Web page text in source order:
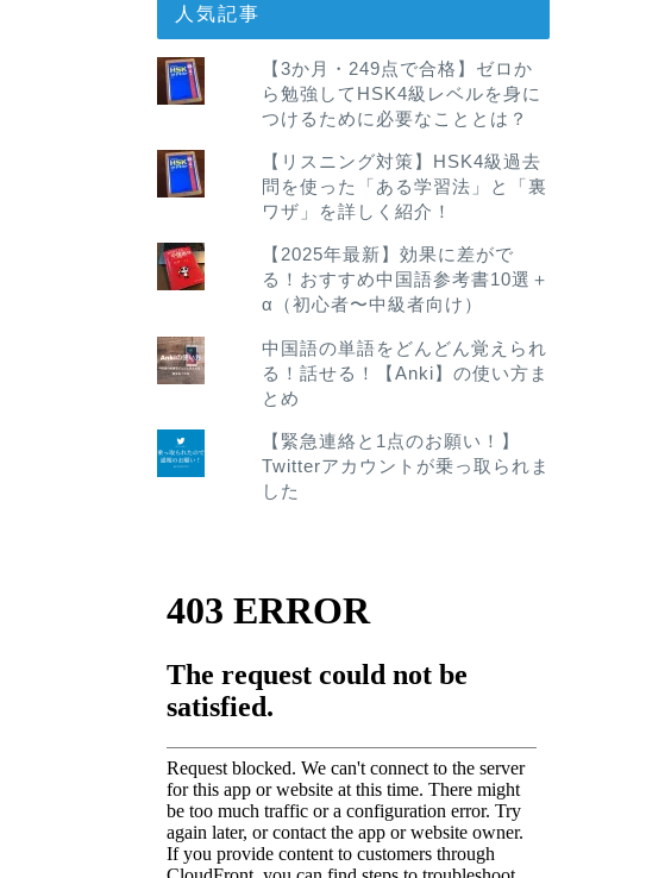
人気記事
【3か月・249点で合格】ゼロか
ら勉強してHSK4級レベルを身に
つけるために必要なこととは？
【リスニング対策】HSK4級過去
問を使った「ある学習法」と「裏
ワザ」を詳しく紹介！
【2025年最新】効果に差がで
る！おすすめ中国語参考書10選＋
α（初心者〜中級者向け）
中国語の単語をどんどん覚えられ
る！話せる！【Anki】の使い方ま
とめ
【緊急連絡と1点のお願い！】
Twitterアカウントが乗っ取られま
した